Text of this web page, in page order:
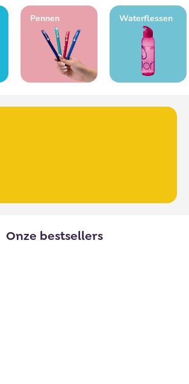
Pennen Waterflessen
Onze bestsellers